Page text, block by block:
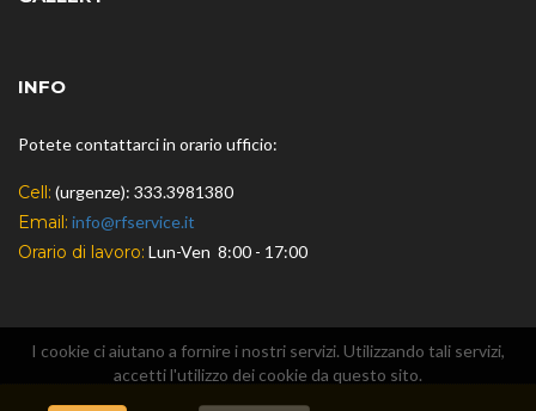
INFO
Potete contattarci in orario ufficio:
Cell: (urgenze): 333.3981380
Email: info@rfservice.it
Orario di lavoro: Lun-Ven 8:00 - 17:00
I cookie ci aiutano a fornire i nostri servizi. Utilizzando tali servizi,
accetti l'utilizzo dei cookie da questo sito.